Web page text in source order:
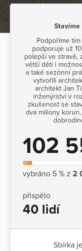
Stavíme
Podpoříme
podporuje už
polepší ve stravě,
větší děti i
a také sezónní
vytvořili
architekt Jan
inženýrství v
zkušenost se
dva miliony
102
vybráno 5 % z 2
přispělo
40 lidí
Sbírka